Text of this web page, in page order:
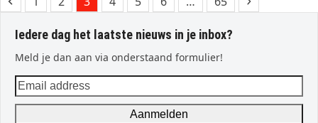
Iedere dag het laatste nieuws in je inbox?
Meld je dan aan via onderstaand formulier!
Email
address
Aanmelden